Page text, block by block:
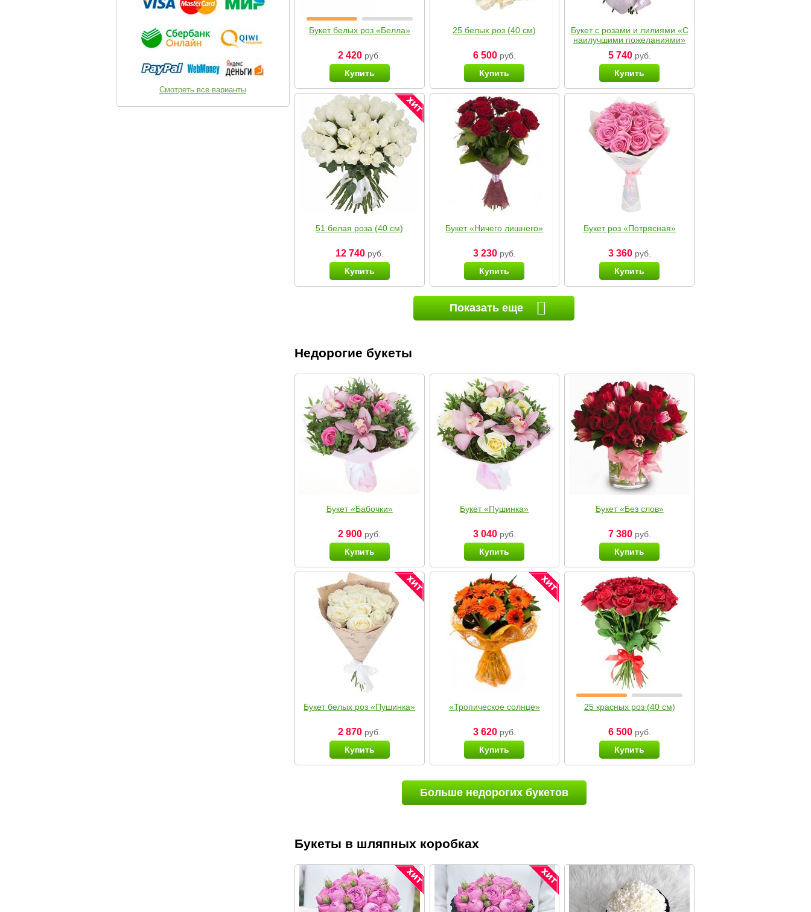
Смотреть все варианты
Букет белых роз «Белла»
2 420 руб.
Купить
25 белых роз (40 см)
6 500руб.
Купить
Букет с розами и лилиями «С
наилучшими пожеланиями»
5 740руб.
Купить
51 белая роза (40 см)
12 740руб.
Купить
Букет «Ничего лишнего»
3 230руб.
Купить
Букет роз «Потрясная»
3 360руб.
Купить
Показать еще
Недорогие букеты
Букет «Бабочки»
2 900 руб.
Купить
Букет «Пушинка»
3 040руб.
Купить
Букет «Без слов»
7 380руб.
Купить
Букет белых роз «Пушинка»
2 870 руб.
Купить
«Тропическое солнце»
3 620руб.
Купить
25 красных роз (40 см)
6 500руб.
Купить
Больше недорогих букетов
Букеты в шляпных коробках